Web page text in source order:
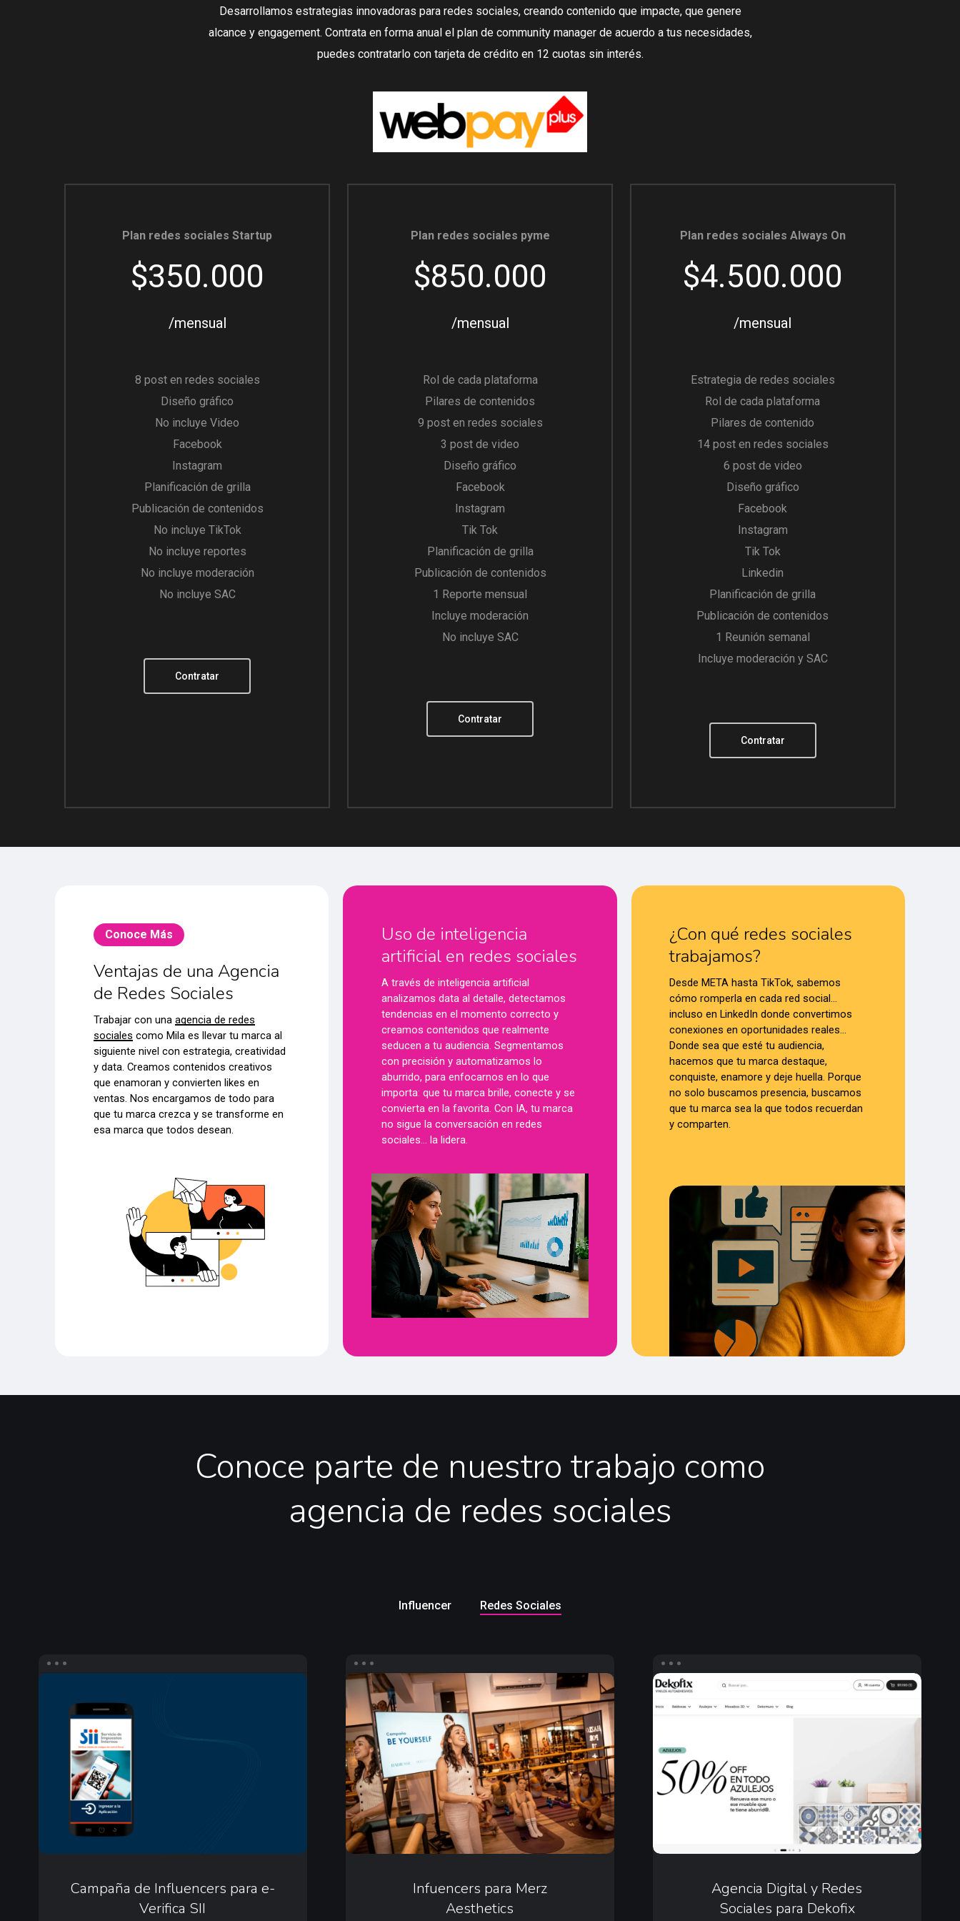
Desarrollamos estrategias innovadoras para redes sociales, creando contenido que impacte, que genere
alcance y engagement. Contrata en forma anual el plan de community manager de acuerdo a tus necesidades,
puedes contratarlo con tarjeta de crédito en 12 cuotas sin interés.
Plan redes sociales Startup
$350.000
/mensual
8 post en redes sociales
Diseño gráfico
No incluye Video
Facebook
Instagram
Planificación de grilla
Publicación de contenidos
No incluye TikTok
No incluye reportes
No incluye moderación
No incluye SAC
Contratar
Plan redes sociales pyme
$850.000
/mensual
Rol de cada plataforma
Pilares de contenidos
9 post en redes sociales
3 post de video
Diseño gráfico
Facebook
Instagram
Tik Tok
Planificación de grilla
Publicación de contenidos
1 Reporte mensual
Incluye moderación
No incluye SAC
Contratar
Plan redes sociales Always On
$4.500.000
/mensual
Estrategia de redes sociales
Rol de cada plataforma
Pilares de contenido
14 post en redes sociales
6 post de video
Diseño gráfico
Facebook
Instagram
Tik Tok
Linkedin
Planificación de grilla
Publicación de contenidos
1 Reunión semanal
Incluye moderación y SAC
Contratar
Conoce Más
Ventajas de una Agencia
de Redes Sociales
Trabajar con una agencia de redes
sociales como Mila es llevar tu marca al
siguiente nivel con estrategia, creatividad
y data. Creamos contenidos creativos
que enamoran y convierten likes en
ventas. Nos encargamos de todo para
que tu marca crezca y se transforme en
esa marca que todos desean.
Uso de inteligencia
artificial en redes sociales
A través de inteligencia artificial
analizamos data al detalle, detectamos
tendencias en el momento correcto y
creamos contenidos que realmente
seducen a tu audiencia. Segmentamos
con precisión y automatizamos lo
aburrido, para enfocarnos en lo que
importa: que tu marca brille, conecte y se
convierta en la favorita. Con IA, tu marca
no sigue la conversación en redes
sociales… la lidera.
¿Con qué redes sociales
trabajamos?
Desde META hasta TikTok, sabemos
cómo romperla en cada red social…
incluso en LinkedIn donde convertimos
conexiones en oportunidades reales…
Donde sea que esté tu audiencia,
hacemos que tu marca destaque,
conquiste, enamore y deje huella. Porque
no solo buscamos presencia, buscamos
que tu marca sea la que todos recuerdan
y comparten.
Conoce parte de nuestro trabajo como
agencia de redes sociales
Influencer Redes Sociales
Campaña
Influencers
Verifica
de
Influencers
Campaña de Influencers para e-
Verifica SII
Infuencers
para
Merz
Aesthetics
para
Merz
Infuencers para Merz
Aesthetics
Agencia
Digital
Redes
Sociales
para
Digital
y
Agencia Digital y Redes
Sociales para Dekofix